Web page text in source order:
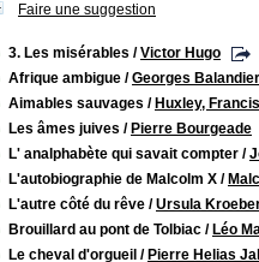
Faire une suggestion
3. Les misérables /Victor Hugo
Afrique ambigue /Georges Balandier
Aimables sauvages / Huxley, Francis
Les âmes juives / Pierre Bourgeade
L' analphabète qui savait compter /
L'autobiographie de Malcolm X /
L'autre côté du rêve /Ursula
Brouillard au pont de Tolbiac / Léo
Le cheval d'orgueil / Pierre Helias